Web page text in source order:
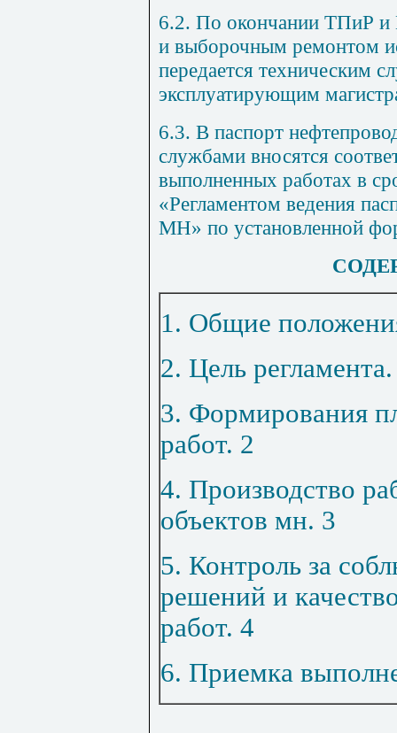
6.2. По окончании ТПиР и
и выборочным ремонтом
передается
эксплуатирующим
6.3. В паспорт
службами вносятся
выполненных работах в
«Регламентом ведения
МН» по установленной
1. Общие
2. Цель регламента
3. Формирования
работ. 2
4. Производство
объектов мн. 3
5. Контроль за
решений и
работ. 4
6. Приемка